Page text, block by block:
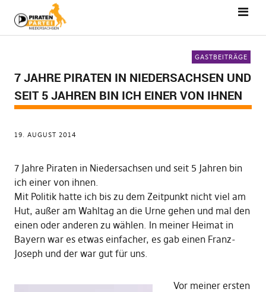
GASTBEITRÄGE
7 JAHRE PIRATEN IN NIEDERSACHSEN UND
SEIT 5 JAHREN BIN ICH EINER VON IHNEN
19. AUGUST 2014
7 Jahre Piraten in Niedersachsen und seit 5 Jahren bin
ich einer von ihnen.
Mit Politik hatte ich bis zu dem Zeitpunkt nicht viel am
Hut, außer am Wahltag an die Urne gehen und mal den
einen oder anderen zu wählen. In meiner Heimat in
Bayern war es etwas einfacher, es gab einen Franz-
Joseph und der war gut für uns.
Vor meiner ersten